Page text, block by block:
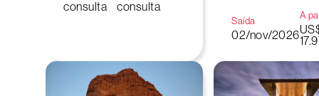
consulta
consulta
Saída
02/nov/2026
A